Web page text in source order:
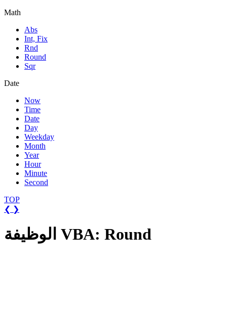
Math
Abs
Int, Fix
Rnd
Round
Sqr
Date
Now
Time
Date
Day
Weekday
Month
Year
Hour
Minute
Second
TOP
❮ ❯
الوظيفة VBA: Round